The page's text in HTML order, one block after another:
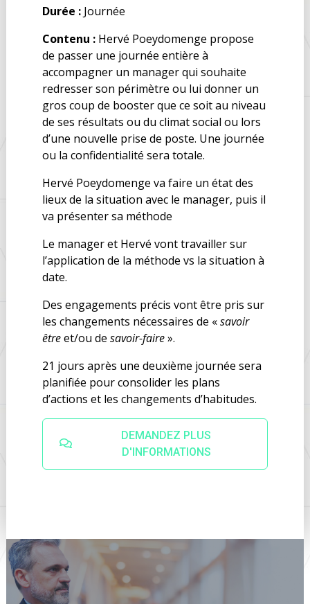
Durée : Journée
Contenu :Hervé Poeydomenge propose
de passer une journée entière à
accompagner un manager qui souhaite
redresser son périmètre ou lui donner un
gros coup de booster que ce soit au niveau
de ses résultats ou du climat social ou lors
d’une nouvelle prise de poste. Une journée
ou la confidentialité sera totale.
Hervé Poeydomenge va faire un état des
lieux de la situation avec le manager, puis il
va présenter sa méthode
Le manager et Hervé vont travailler sur
l’application de la méthode vs la situation à
date.
Des engagements précis vont être pris sur
les changements nécessaires de «savoir
êtreet/ou de savoir-faire».
21 jours après une deuxième journée sera
planifiée pour consolider les plans
d’actions et les changements d’habitudes.
DEMANDEZ PLUS
D'INFORMATIONS